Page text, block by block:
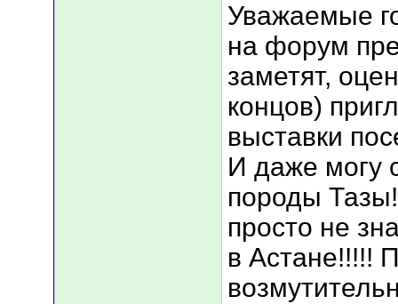
Уважаемые
на форум
заметят,
концов)
выставки
И даже могу
породы
просто не
в Астане!!!!!